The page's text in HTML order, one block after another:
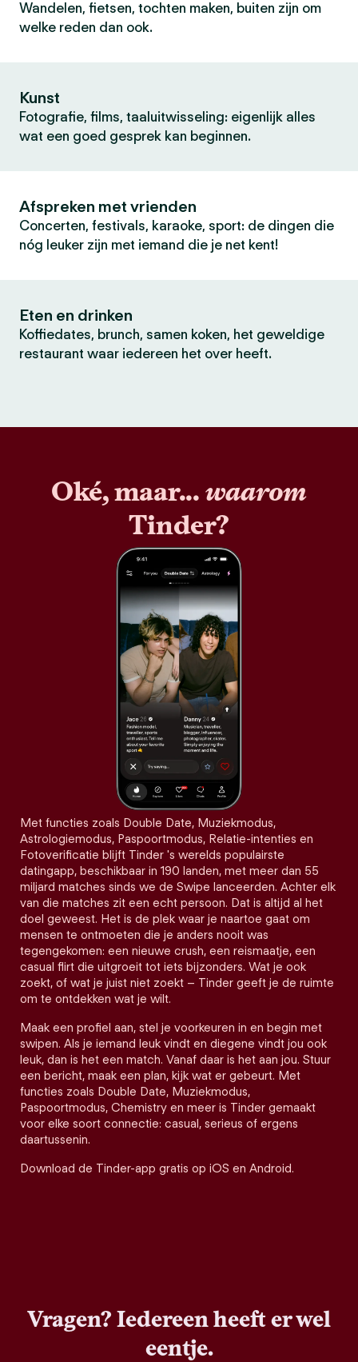
Wandelen, fietsen, tochten maken, buiten zijn om
welke reden dan ook.
Kunst
Fotografie, films, taaluitwisseling: eigenlijk alles
wat een goed gesprek kan beginnen.
Afspreken met vrienden
Concerten, festivals, karaoke, sport: de dingen die
nóg leuker zijn met iemand die je net kent!
Eten en drinken
Koffiedates, brunch, samen koken, het geweldige
restaurant waar iedereen het over heeft.
Oké, maar...waarom
Tinder?
Met functies zoals Double Date, Muziekmodus,
Astrologiemodus, Paspoortmodus, Relatie-intenties en
Fotoverificatie blijft Tinder 's werelds populairste
datingapp, beschikbaar in 190 landen, met meer dan 55
miljard matches sinds we de Swipe lanceerden. Achter elk
van die matches zit een echt persoon. Dat is altijd al het
doel geweest. Het is de plek waar je naartoe gaat om
mensen te ontmoeten die je anders nooit was
tegengekomen: een nieuwe crush, een reismaatje, een
casual flirt die uitgroeit tot iets bijzonders. Wat je ook
zoekt, of wat je juist niet zoekt – Tinder geeft je de ruimte
om te ontdekken wat je wilt.
Maak een profiel aan, stel je voorkeuren in en begin met
swipen. Als je iemand leuk vindt en diegene vindt jou ook
leuk, dan is het een match. Vanaf daar is het aan jou. Stuur
een bericht, maak een plan, kijk wat er gebeurt. Met
functies zoals Double Date, Muziekmodus,
Paspoortmodus, Chemistry en meer is Tinder gemaakt
voor elke soort connectie: casual, serieus of ergens
daartussenin.
Download de Tinder-app gratis op iOS en Android.
Vragen? Iedereen heeft er wel
eentje.